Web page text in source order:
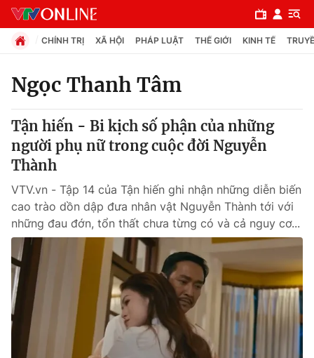
Chuyên mục
Chính trị
Pháp luật
Y tế
Thế giới
Tin tức
Kinh tế
CHÍNH TRỊ XÃ HỘI PHÁP LUẬT THẾ GIỚI KINH TẾ
Ngọc Thanh Tâm
Tận hiến - Bi kịch số phận của những
người phụ nữ trong cuộc đời Nguyễn
Thành
VTV.vn - Tập 14 của Tận hiến ghi nhận những diễn biến
cao trào dồn dập đưa nhân vật Nguyễn Thành tới với
những đau đớn, tổn thất chưa từng có và cả nguy cơ...